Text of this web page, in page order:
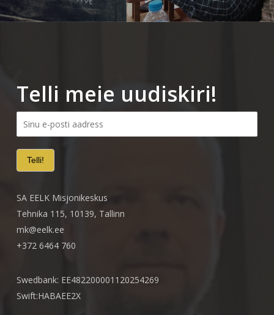
Telli meie uudiskiri!
SA EELK Misjonikeskus
Tehnika 115, 10139, Tallinn
mk@eelk.ee
+372 6464 760
Swedbank: EE482200001120254269
Swift:HABAEE2X